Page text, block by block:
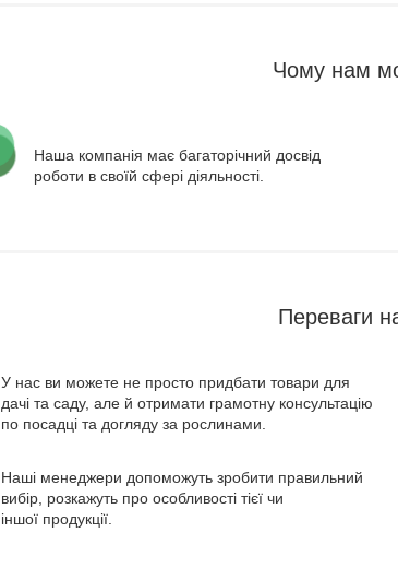
Чому нам
Наша компанія має багаторічний досвід
роботи в своїй сфері діяльності.
Переваги
У нас ви можете не просто придбати товари для
дачі та саду, але й отримати грамотну консультацію
по посадці та догляду за рослинами.
Наші менеджери допоможуть зробити правильний
вибір, розкажуть про особливості тієї чи
іншої продукції.